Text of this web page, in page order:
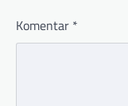
Komentar *